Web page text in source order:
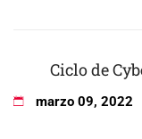
Ciclo de
marzo 09, 2022